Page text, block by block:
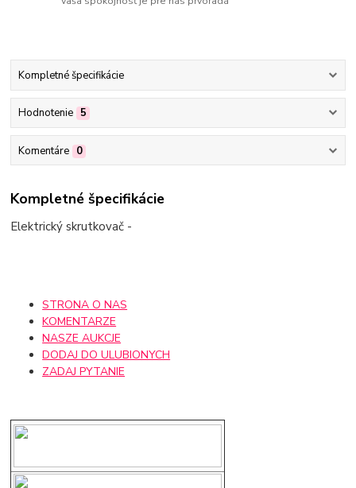
Kompletné špecifikácie
Hodnotenie 5
Komentáre 0
Kompletné špecifikácie
Elektrický skrutkovač -
STRONA O NAS
KOMENTARZE
NASZE AUKCJE
DODAJ DO ULUBIONYCH
ZADAJ PYTANIE